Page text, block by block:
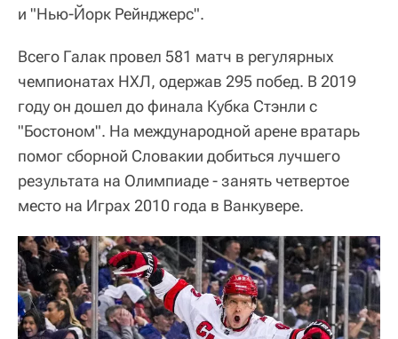
и "Нью-Йорк Рейнджерс".
Всего Галак провел 581 матч в регулярных
чемпионатах НХЛ, одержав 295 побед. В 2019
году он дошел до финала Кубка Стэнли с
"Бостоном". На международной арене вратарь
помог сборной Словакии добиться лучшего
результата на Олимпиаде - занять четвертое
место на Играх 2010 года в Ванкувере.